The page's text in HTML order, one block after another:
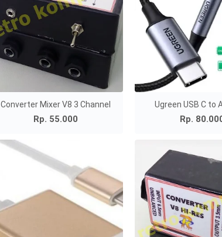
Converter Mixer V8 3 Channel
Rp. 55.000
Ugreen USB C to
Rp.